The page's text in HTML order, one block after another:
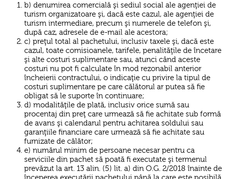
b) denumirea comercială şi sediul social ale agenţiei de
turism organizatoare şi, dacă este cazul, ale agenţiei de
turism intermediare, precum şi numerele de telefon şi,
după caz, adresele de e-mail ale acestora;
c) preţul total al pachetului, inclusiv taxele şi, dacă este
cazul, toate comisioanele, tarifele, penalităţile de încetare
şi alte costuri suplimentare sau, atunci când aceste
costuri nu pot fi calculate în mod rezonabil anterior
încheierii contractului, o indicaţie cu privire la tipul de
costuri suplimentare pe care călătorul ar putea să fie
obligat să le suporte în continuare;
d) modalităţile de plată, inclusiv orice sumă sau
procentaj din preţ care urmează să fie achitate sub formă
de avans şi calendarul pentru achitarea soldului sau
garanţiile financiare care urmează să fie achitate sau
furnizate de călător;
e) numărul minim de persoane necesar pentru ca
serviciile din pachet să poată fi executate şi termenul
prevăzut la art. 13 alin. (5) lit. a) din O.G. 2/2018 înainte de